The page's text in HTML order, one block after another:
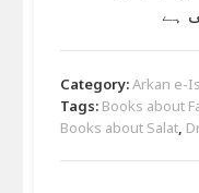
ہے
Category:Arkan e-
Tags: Books about
Books about Salat,